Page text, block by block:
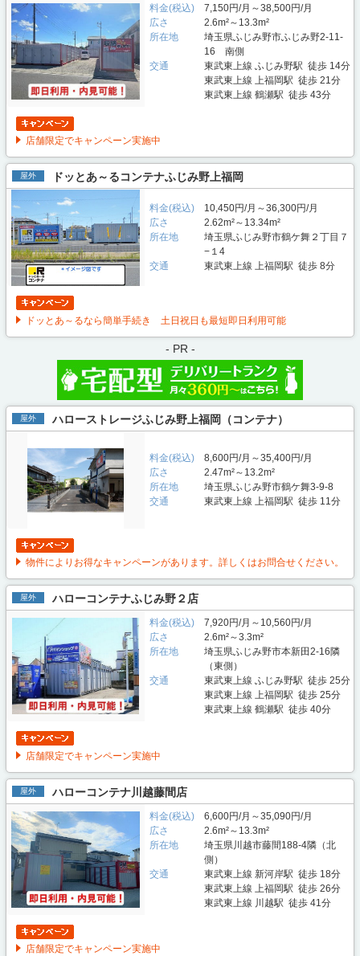
料金(税込)
7,150円/月～38,500円/月
広さ
2.6m²～13.3m²
所在地
埼玉県ふじみ野市ふじみ野2-11-
16 南側
交通
東武東上線 ふじみ野駅 徒歩 14分
東武東上線 上福岡駅 徒歩 21分
東武東上線 鶴瀬駅 徒歩 43分
店舗限定でキャンペーン実施中
屋外 ドッとあ～るコンテナふじみ野上福岡
料金(税込)
10,450円/月～36,300円/月
広さ
2.62m²～13.34m²
所在地
埼玉県ふじみ野市鶴ケ舞２丁目７
−１4
交通
東武東上線 上福岡駅 徒歩 8分
ドッとあ～るなら簡単手続き 土日祝日も最短即日利用可能
- PR -
屋外 ハローストレージふじみ野上福岡（コンテナ）
料金(税込)
8,600円/月～35,400円/月
広さ
2.47m²～13.2m²
所在地
埼玉県ふじみ野市鶴ケ舞3-9-8
交通
東武東上線 上福岡駅 徒歩 11分
物件によりお得なキャンペーンがあります。詳しくはお問合せください。
屋外 ハローコンテナふじみ野２店
料金(税込)
7,920円/月～10,560円/月
広さ
2.6m²～3.3m²
所在地
埼玉県ふじみ野市本新田2-16隣
（東側）
交通
東武東上線 ふじみ野駅 徒歩 25分
東武東上線 上福岡駅 徒歩 25分
東武東上線 鶴瀬駅 徒歩 40分
店舗限定でキャンペーン実施中
屋外 ハローコンテナ川越藤間店
料金(税込)
6,600円/月～35,090円/月
広さ
2.6m²～13.3m²
所在地
埼玉県川越市藤間188-4隣（北
側）
交通
東武東上線 新河岸駅 徒歩 18分
東武東上線 上福岡駅 徒歩 26分
東武東上線 川越駅 徒歩 41分
店舗限定でキャンペーン実施中